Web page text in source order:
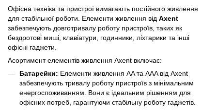
Офісна техніка та пристрої вимагають постійного живлення
для стабільної роботи. Елементи живлення від Axent
забезпечують довготривалу роботу пристроїв, таких як
бездротові миші, клавіатури, годинники, ліхтарики та інші
офісні гаджети.
Асортимент елементів живлення Axent включає:
Батарейки: Елементи живлення AA та AAA від Axent
забезпечують тривалу роботу пристроїв з мінімальним
енергоспоживанням. Вони є ідеальним рішенням для
офісних потреб, гарантуючи стабільну роботу гаджетів.